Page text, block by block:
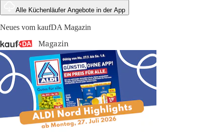
Alle Küchenläufer Angebote in der App
Neues vom kaufDA Magazin